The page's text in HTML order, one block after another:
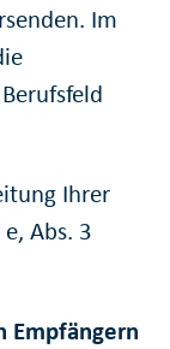
Im
Ihrer
Abs. 3
Empfängern